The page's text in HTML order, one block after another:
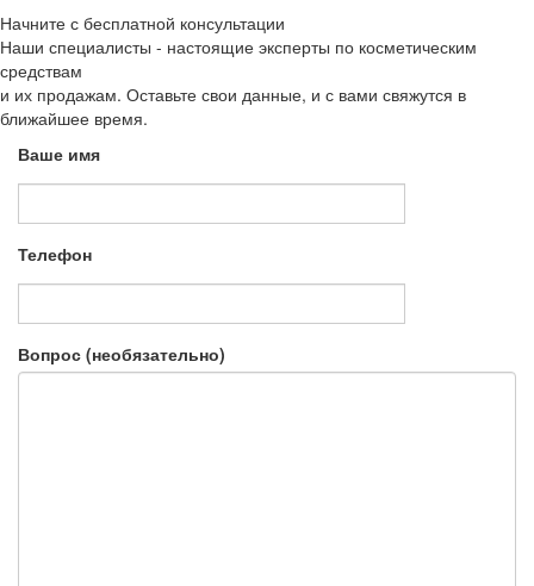
Начните с бесплатной консультации
Наши специалисты - настоящие эксперты по косметическим
средствам
и их продажам. Оставьте свои данные, и с вами свяжутся в
ближайшее время.
Ваше имя
Телефон
Вопрос (необязательно)